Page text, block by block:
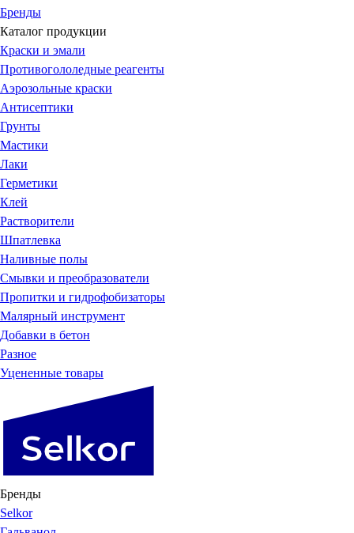
Бренды
Каталог продукции
Краски и эмали
Противогололедные реагенты
Аэрозольные краски
Антисептики
Грунты
Мастики
Лаки
Герметики
Клей
Растворители
Шпатлевка
Наливные полы
Смывки и преобразователи
Пропитки и гидрофобизаторы
Малярный инструмент
Добавки в бетон
Разное
Уцененные товары
Бренды
Selkor